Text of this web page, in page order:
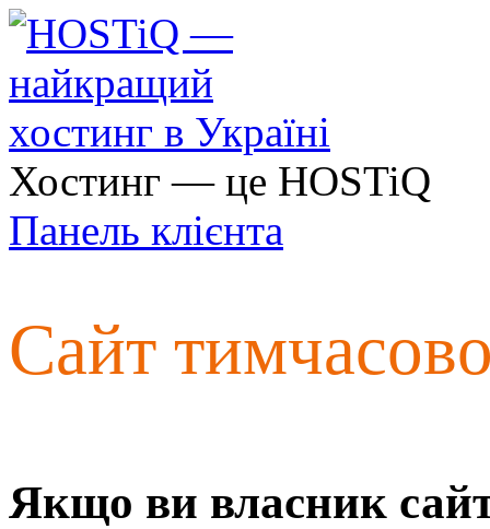
Хостинг — це HOSTiQ
Панель клієнта
Сайт
Якщо ви власник